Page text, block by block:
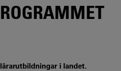
i landet.